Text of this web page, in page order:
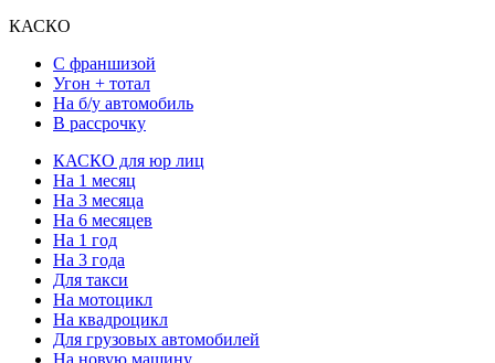
КАСКО
С франшизой
Угон + тотал
На б/у автомобиль
В рассрочку
КАСКО для юр лиц
На 1 месяц
На 3 месяца
На 6 месяцев
На 1 год
На 3 года
Для такси
На мотоцикл
На квадроцикл
Для грузовых автомобилей